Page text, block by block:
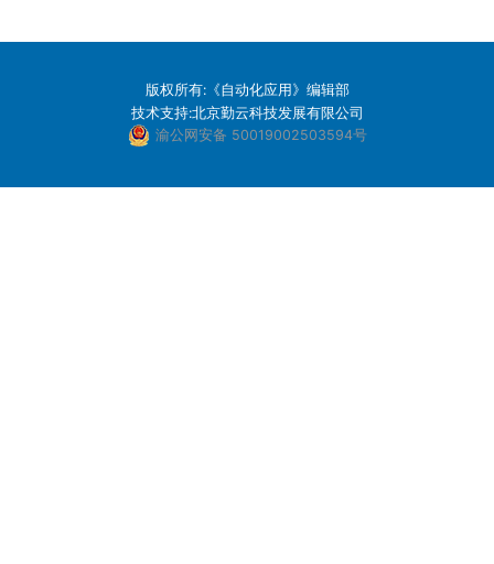
版权所有:《自动化应用》编辑部
技术支持:北京勤云科技发展有限公司
渝公网安备 50019002503594号